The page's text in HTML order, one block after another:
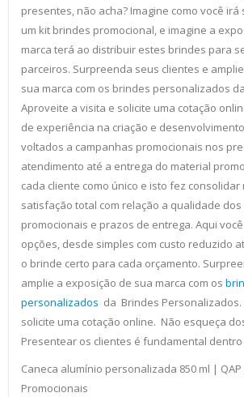
presentes, não acha? Imagine como você
um kit brindes promocional, e imagine a
marca terá ao distribuir estes brindes para
parceiros. Surpreenda seus clientes e
sua marca com os brindes personalizados
Aproveite a visita e solicite uma cotação
de experiência na criação e
voltados a campanhas promocionais nos
atendimento até a entrega do material
cada cliente como único e isto fez
satisfação total com relação a qualidade
promocionais e prazos de entrega. Aqui
opções, desde simples com custo reduzido
o brinde certo para cada orçamento.
amplie a exposição de sua marca com os
personalizados da Brindes
solicite uma cotação online. Não esqueça
Presentear os clientes é fundamental
Caneca alumínio personalizada 850 ml |
Promocionais